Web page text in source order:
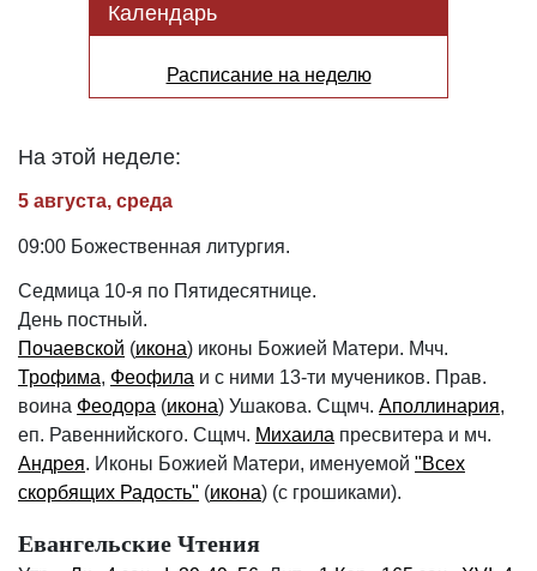
Календарь
Расписание на неделю
На этой неделе:
5 августа, среда
09:00 Божественная литургия.
Седмица 10-я по Пятидесятнице.
День постный.
Почаевской (икона) иконы Божией Матери. Мчч.
Трофима, Феофила и с ними 13-ти мучеников. Прав.
воина Феодора (икона) Ушакова. Сщмч. Аполлинария,
еп. Равеннийского. Сщмч. Михаила пресвитера и мч.
Андрея. Иконы Божией Матери, именуемой "Всех
скорбящих Радость" (икона) (с грошиками).
Евангельские Чтения